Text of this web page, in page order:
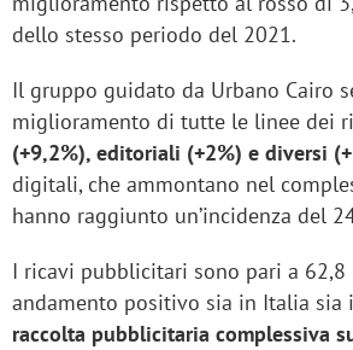
dello stesso periodo del 2021.
Il gruppo guidato da Urbano Cairo
miglioramento di tutte le linee dei
(+9,2%), editoriali (+2%) e diversi
digitali, che ammontano nel
hanno raggiunto un’incidenza del
I ricavi pubblicitari sono pari a
andamento positivo sia in Italia sia
raccolta pubblicitaria complessiva